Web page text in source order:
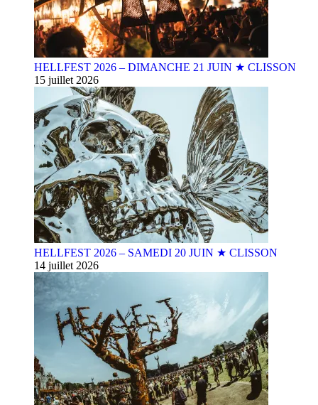
HELLFEST 2026 – DIMANCHE 21 JUIN ★ CLISSON
15 juillet 2026
HELLFEST 2026 – SAMEDI 20 JUIN ★ CLISSON
14 juillet 2026